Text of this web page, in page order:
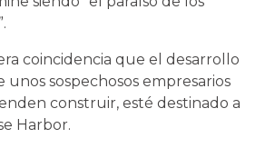
coincidencia que el desarrollo
unos sospechosos empresarios
construir, esté destinado a
Harbor.